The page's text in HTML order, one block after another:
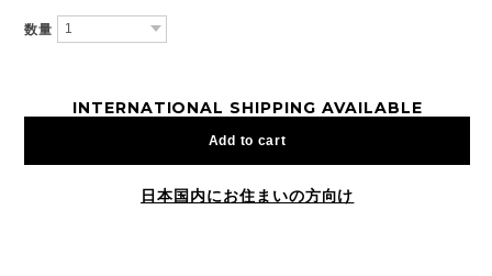
数量
INTERNATIONAL SHIPPING AVAILABLE
Add to cart
日本国内にお住まいの方向け